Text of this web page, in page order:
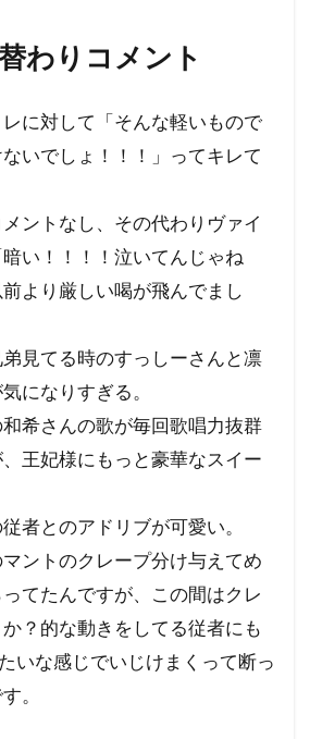
わりコメント
に対して「そんな軽いもので
いでしょ！！！」ってキレて
ントなし、その代わりヴァイ
い！！！！泣いてんじゃね
より厳しい喝が飛んでまし
見てる時のすっしーさんと凛
になりすぎる。
希さんの歌が毎回歌唱力抜群
王妃様にもっと豪華なスイー
者とのアドリブが可愛い。
ントのクレープ分け与えてめ
てたんですが、この間はクレ
？的な動きをしてる従者にも
いな感じでいじけまくって断っ
。